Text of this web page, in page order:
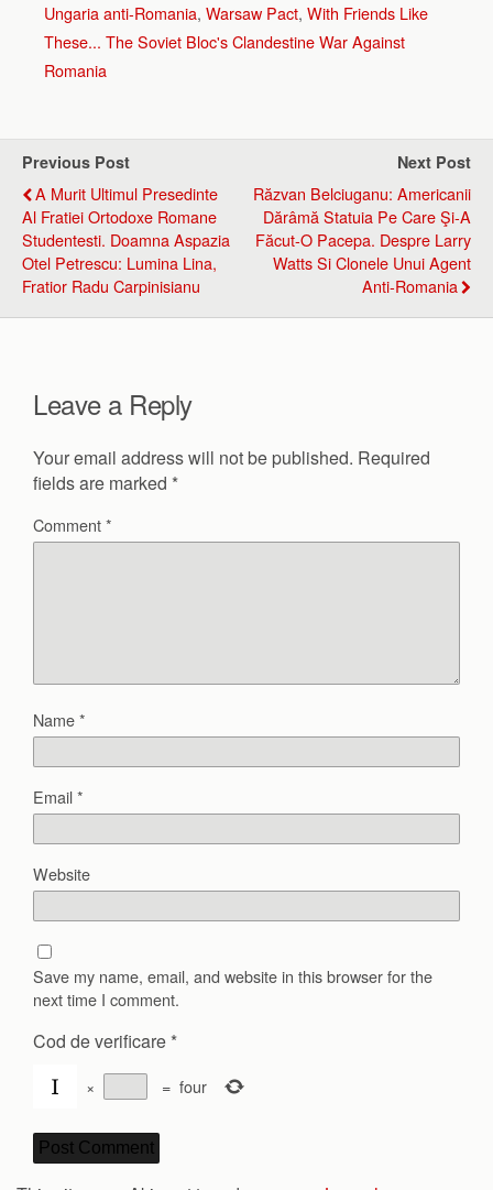
Ungaria anti-Romania, Warsaw Pact, With Friends Like
These... The Soviet Bloc's Clandestine War Against
Romania
Previous Post
A Murit Ultimul Presedinte
Al Fratiei Ortodoxe Romane
Studentesti. Doamna Aspazia
Otel Petrescu: Lumina Lina,
Fratior Radu Carpinisianu
Next Post
Răzvan Belciuganu: Americanii
Dărâmă Statuia Pe Care Şi-A
Făcut-O Pacepa. Despre Larry
Watts Si Clonele Unui Agent
Anti-Romania
Leave a Reply
Your email address will not be published. Required
fields are marked *
Comment*
Name*
Email*
Website
Save my name, email, and website in this browser for the
next time I comment.
Cod de verificare *
× = four